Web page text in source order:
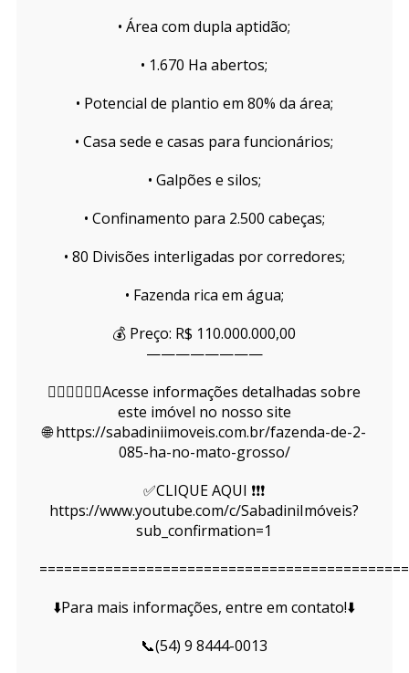
• Área com dupla aptidão;
• 1.670 Ha abertos;
• Potencial de plantio em 80% da área;
• Casa sede e casas para funcionários;
• Galpões e silos;
• Confinamento para 2.500 cabeças;
• 80 Divisões interligadas por corredores;
• Fazenda rica em água;
💰 Preço: R$ 110.000.000,00
————————
👇🏻👇🏻👇🏻Acesse informações detalhadas sobre
este imóvel no nosso site
🌐 https://sabadiniimoveis.com.br/fazenda-de-2-
085-ha-no-mato-grosso/
✅CLIQUE AQUI ❗❗❗
https://www.youtube.com/c/SabadiniImóveis?
sub_confirmation=1
⬇️Para mais informações, entre em contato!⬇️
📞(54) 9 8444-0013